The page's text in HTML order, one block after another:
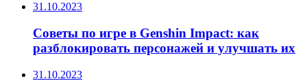
31.10.2023
Советы по игре в Genshin Impact: как
разблокировать персонажей и улучшать их
31.10.2023